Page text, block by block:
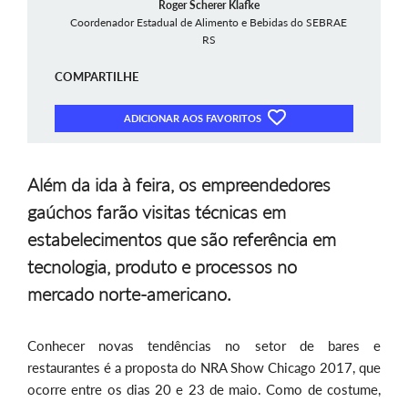
Roger Scherer Klafke
Coordenador Estadual de Alimento e Bebidas do SEBRAE
RS
COMPARTILHE
ADICIONAR AOS FAVORITOS
Além da ida à feira, os empreendedores
gaúchos farão visitas técnicas em
estabelecimentos que são referência em
tecnologia, produto e processos no
mercado norte-americano.
Conhecer novas tendências no setor de bares e
restaurantes é a proposta do NRA Show Chicago 2017, que
ocorre entre os dias 20 e 23 de maio. Como de costume,